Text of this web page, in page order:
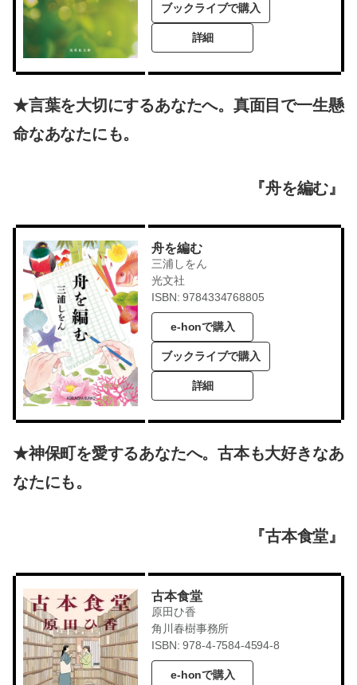
ブックライブで購入
詳細
★言葉を大切にするあなたへ。真面目で一生懸
命なあなたにも。
『舟を編む』
舟を編む
三浦しをん
光文社
ISBN: 9784334768805
e-honで購入
ブックライブで購入
詳細
★神保町を愛するあなたへ。古本も大好きなあ
なたにも。
『古本食堂』
古本食堂
原田ひ香
角川春樹事務所
ISBN: 978-4-7584-4594-8
e-honで購入